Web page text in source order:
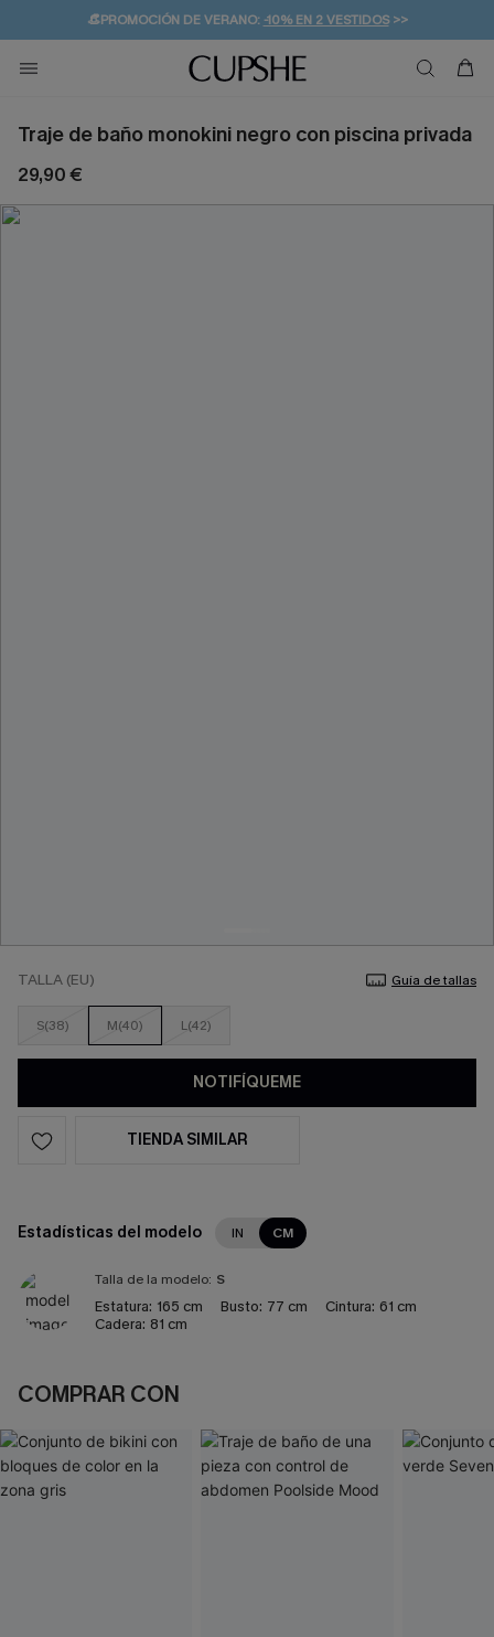
👒PROMOCIÓN DE VERANO:-10% EN 2 VESTIDOS>>
💌¡SUSCRIBIRSE & GANAR -10% EXTRA!
🚚ENVÍO GRATUITO A PARTIR DE 49 € >>
Traje de baño monokini negro con piscina privada
29,90 €
TALLA (EU) Guía de tallas
S(38) M(40) L(42)
NOTIFÍQUEME
TIENDA SIMILAR
Estadísticas del modelo IN CM
Talla de la modelo: S
Estatura: 165 cm Busto: 77 cm Cintura: 61 cm
Cadera: 81 cm
COMPRAR CON